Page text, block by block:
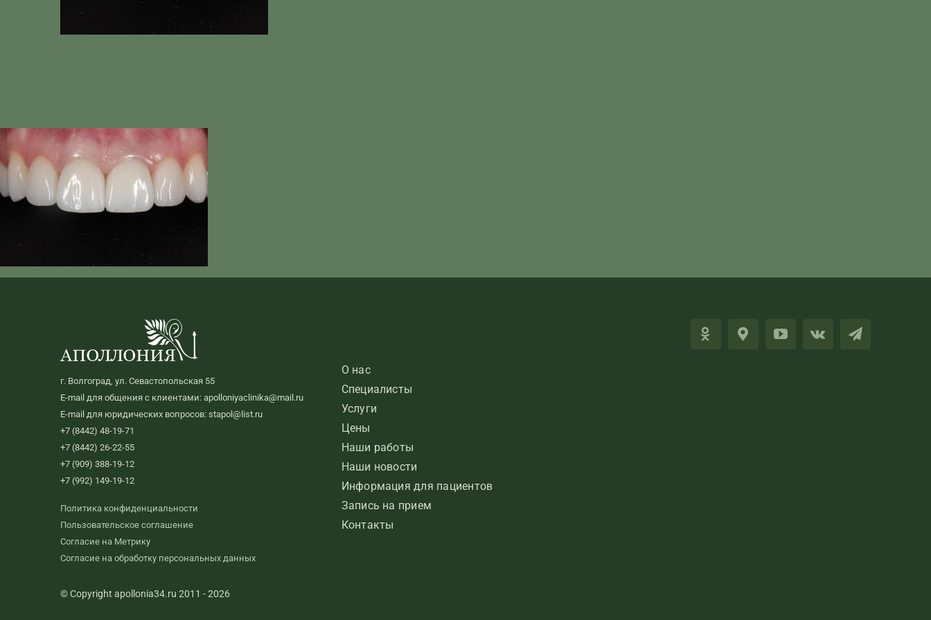
г. Волгоград, ул. Севастопольская 55
E-mail для общения с клиентами: apolloniyaclinika@mail.ru
E-mail для юридических вопросов: stapol@list.ru
+7 (8442) 48-19-71
+7 (8442) 26-22-55
+7 (909) 388-19-12
+7 (992) 149-19-12
Политика конфиденциальности
Пользовательское соглашение
Согласие на Метрику
Согласие на обработку персональных данных
© Copyright apollonia34.ru 2011 - 2026
О нас
Специалисты
Услуги
Цены
Наши работы
Наши новости
Информация для пациентов
Запись на прием
Контакты